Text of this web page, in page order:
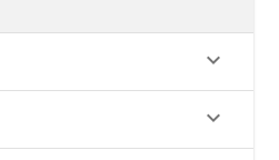
keyboard_arrow_down
keyboard_arrow_down